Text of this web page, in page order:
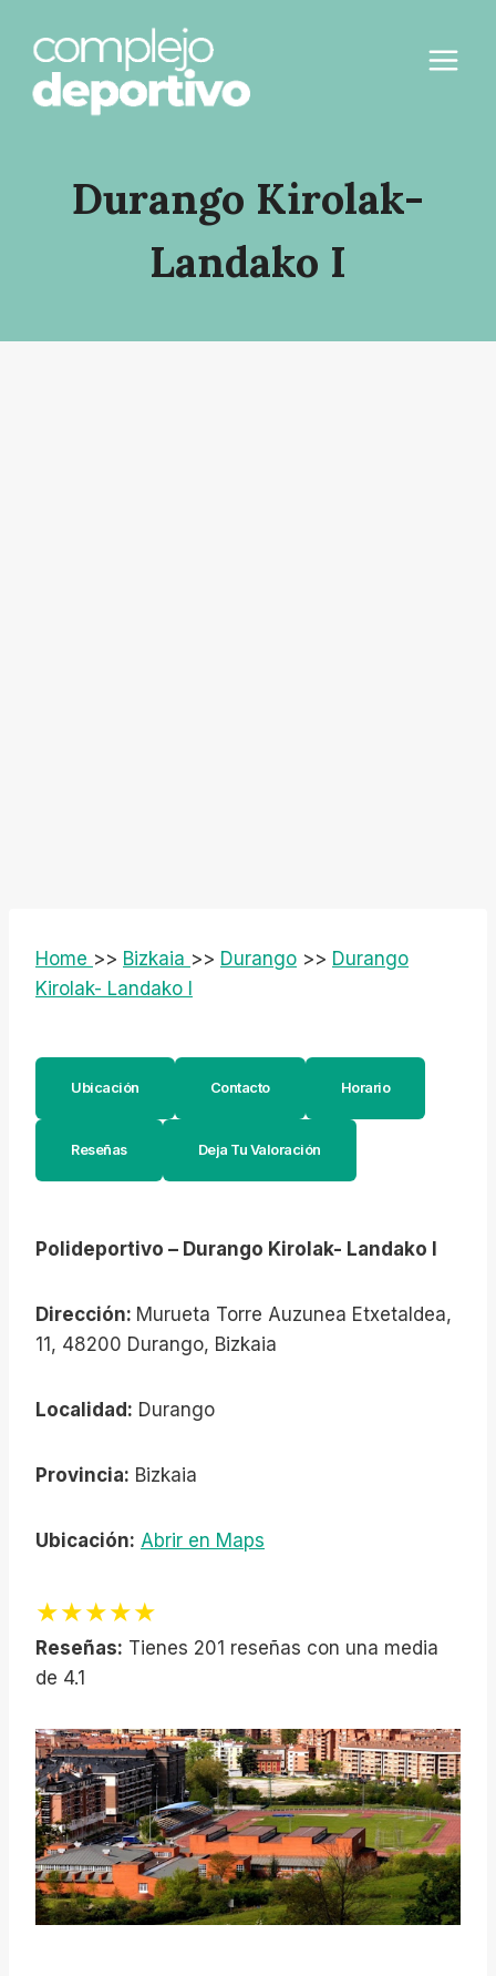
contenido
Durango Kirolak-
Landako I
Home >> Bizkaia >> Durango >> Durango
Kirolak- Landako I
Ubicación Contacto Horario
Reseñas Deja Tu Valoración
Polideportivo – Durango Kirolak- Landako I
Dirección: Murueta Torre Auzunea Etxetaldea,
11, 48200 Durango, Bizkaia
Localidad: Durango
Provincia: Bizkaia
Ubicación: Abrir en Maps
★★★★★
Reseñas: Tienes 201 reseñas con una media
de 4.1